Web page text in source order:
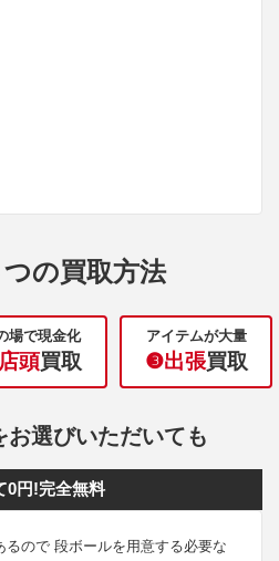
の買取方法
場で現金化
頭買取
アイテムが大量
❸出張買取
お選びいただいても
0円!完全無料
るので 段ボールを用意する必要な